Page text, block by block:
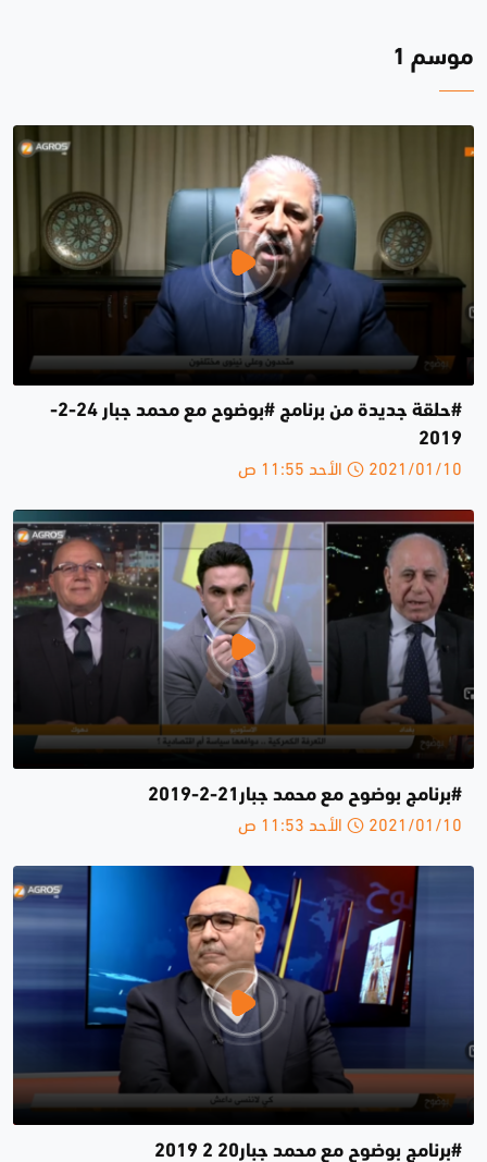
موسم 1
#حلقة جديدة من برنامج #بوضوح مع محمد جبار 24-2-
2019
2021/01/10 الأحد 11:55 ص
#برنامج بوضوح مع محمد جبار21-2-2019
2021/01/10 الأحد 11:53 ص
#برنامج بوضوح مع محمد جبار20 2 2019